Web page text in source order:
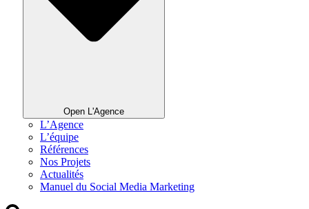
Open L'Agence
L’Agence
L’équipe
Références
Nos Projets
Actualités
Manuel du Social Media Marketing